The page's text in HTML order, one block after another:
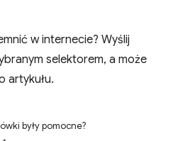
w internecie? Wyślij
selektorem, a może
artykułu.
były pomocne?